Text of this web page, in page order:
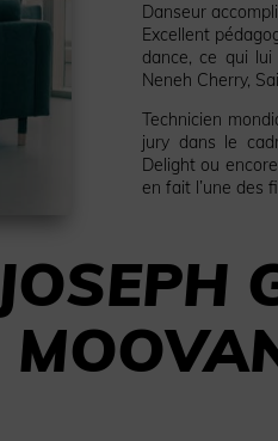
Danseur
Excellent
dance, ce qui
Neneh Cherry,
Technicien
jury dans le
Delight ou
en fait l’une des
JOSEPH